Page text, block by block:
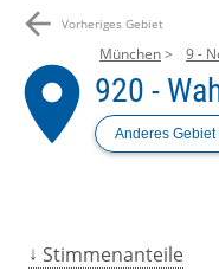
arrow_back Vorheriges Gebiet
place
München 9 -
920 -
Anderes
Stimmenanteile